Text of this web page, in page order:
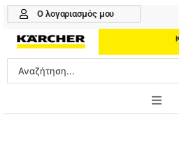
Μετάβαση
περιεχόμενο
Ο λογαριασμός μου
Search
...